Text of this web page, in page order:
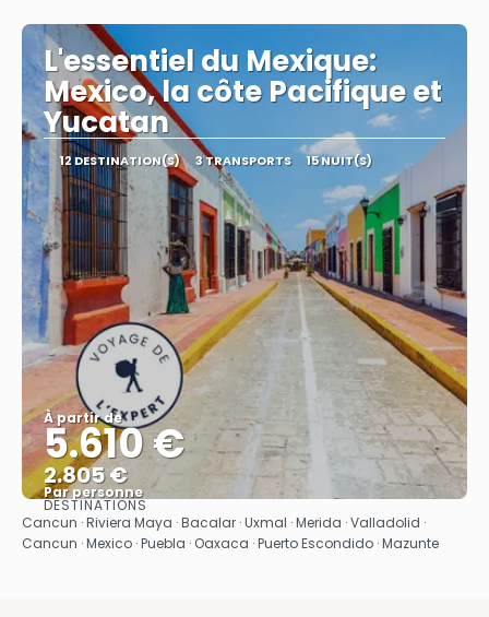
L'essentiel du Mexique:
Mexico, la côte Pacifique et
Yucatan
12 DESTINATION(S) 3 TRANSPORTS 15 NUIT(S)
À partir de
5.610 €
2.805 €
Par personne
Afficher
DESTINATIONS
Cancun · Riviera Maya · Bacalar · Uxmal · Merida · Valladolid ·
Cancun · Mexico · Puebla · Oaxaca · Puerto Escondido · Mazunte